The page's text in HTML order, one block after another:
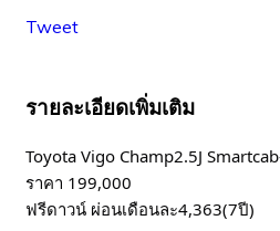
Tweet
รายละเอียดเพิ่มเติม
Toyota Vigo Champ2.5J
ราคา 199,000
ฟรีดาวน์ ผ่อนเดือนละ4,363(7ปี)